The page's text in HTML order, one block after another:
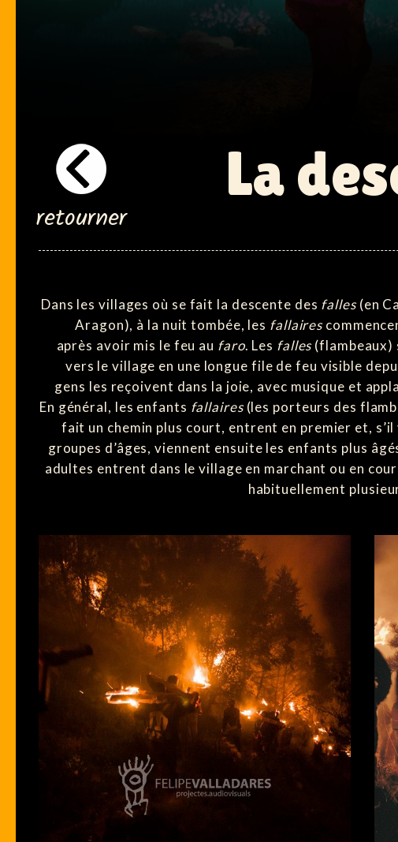
retourner
La
Dans les villages où se fait la descente des falles(en
Aragon), à la nuit tombée, les fallaires
après avoir mis le feu au faro. Les falles(flambeaux)
vers le village en une longue file de feu visible
gens les reçoivent dans la joie, avec musique et
En général, les enfants fallaires(les porteurs des
fait un chemin plus court, entrent en premier et,
groupes d’âges, viennent ensuite les enfants plus
adultes entrent dans le village en marchant ou en
habituellement